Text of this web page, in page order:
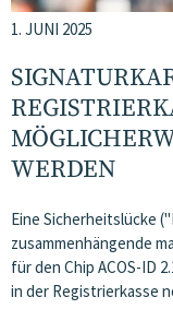
1. JUNI 2025
WERDEN
Eine Sicherheitslücke
zusammenhängende
für den Chip ACOS-ID
in der Registrierkasse